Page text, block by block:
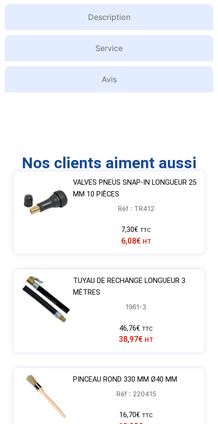
Description
Service
Avis
Nos clients aiment aussi
VALVES PNEUS SNAP-IN LONGUEUR 25
MM 10 PIÈCES
Réf : TR412
7,30€ TTC
6,08€ HT
TUYAU DE RECHANGE LONGUEUR 3
MÈTRES
1961-3
46,76€ TTC
38,97€ HT
PINCEAU ROND 330 MM Ø40 MM
Réf : 220415
16,70€ TTC